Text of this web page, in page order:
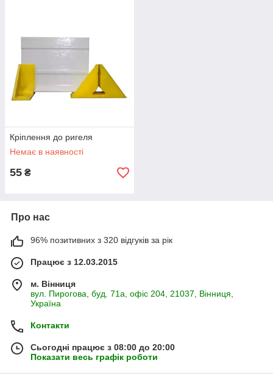
Кріплення до ригеля
Немає в наявності
55 ₴
Про нас
96% позитивних з 320 відгуків за рік
Працює з 12.03.2015
м. Вінниця
вул. Пирогова, буд. 71а, офіс 204, 21037, Вінниця,
Україна
Контакти
Сьогодні працює з 08:00 до 20:00
Показати весь графік роботи